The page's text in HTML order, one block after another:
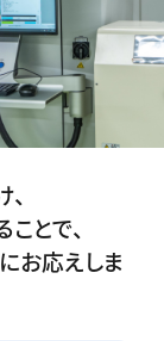
とで、
お応えしま